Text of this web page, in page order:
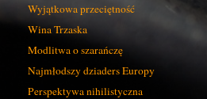
Wyjątkowa przeciętność
Wina Trzaska
Modlitwa o szarańczę
Najmłodszy dziaders Europy
Perspektywa nihilistyczna